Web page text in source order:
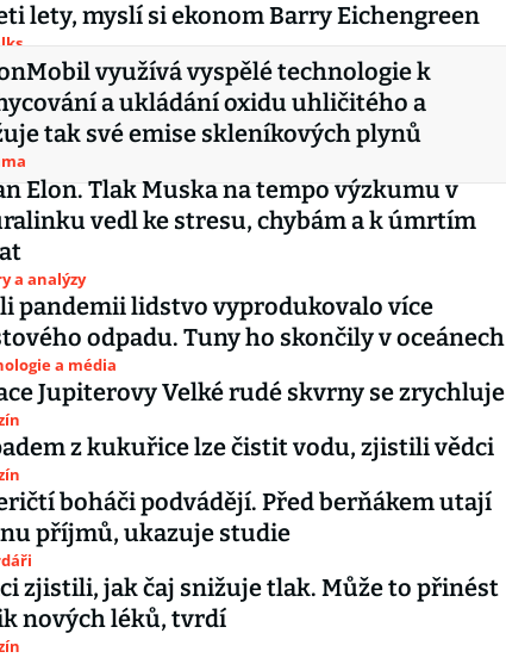
lety, myslí si ekonom Barry Eichengreen
využívá vyspělé technologie k
a ukládání oxidu uhličitého a
tak své emise skleníkových plynů
Elon. Tlak Muska na tempo výzkumu v
vedl ke stresu, chybám a k úmrtím
a analýzy
pandemii lidstvo vyprodukovalo více
odpadu. Tuny ho skončily v oceánech
a média
Jupiterovy Velké rudé skvrny se zrychluje
z kukuřice lze čistit vodu, zjistili vědci
boháči podvádějí. Před berňákem utají
příjmů, ukazuje studie
zjistili, jak čaj snižuje tlak. Může to přinést
nových léků, tvrdí